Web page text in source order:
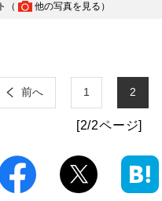
（ 他の写真を見る ）
前へ 1 2
[2/2ページ]